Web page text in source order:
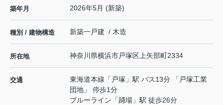
築年月 2026年5月 (新築)
種別 / 建物構造 新築一戸建 / 木造
所在地 神奈川県横浜市戸塚区 上矢部町2334
交通 東海道本線 「 戸塚 」駅 バス13分 「戸塚工業
団地」 停歩1分
ブルーライン 「踊場 」駅 徒歩26分